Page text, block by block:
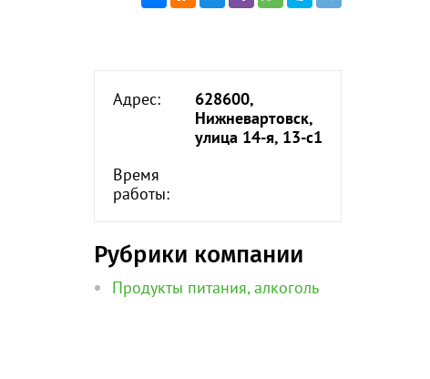
Адрес:
628600,
Нижневартовск,
улица 14-я, 13-с1
Время
работы:
Рубрики компании
Продукты питания, алкоголь